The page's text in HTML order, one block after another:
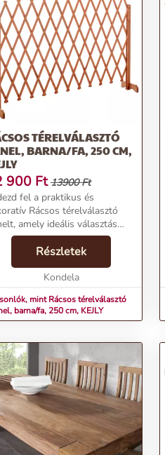
TÉRELVÁLASZTÓ
BARNA/FA, 250 CM,
900 Ft 13900 Ft
fel a praktikus és
Rácsos térelválasztó
amely ideális választás
kerted vagy teraszod
és
fenyőSzín: barnaMéretek: 250...
Részletek
Kondela
mint Rácsos térelválasztó
barna/fa, 250 cm, KEJLY